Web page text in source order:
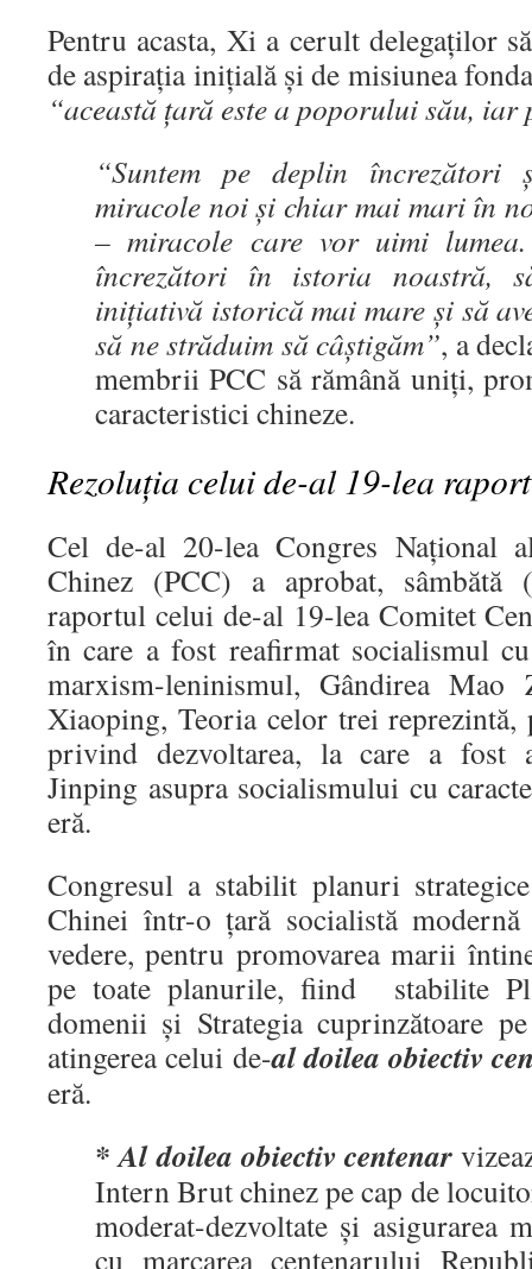
Pentru acasta, Xi a cerult delegaților
de aspirația inițială și de misiunea
“această țară este a poporului său, iar
“Suntem pe deplin
miracole noi și chiar mai mari în
– miracole care vor uimi
încrezători în istoria noastră,
inițiativă istorică mai mare și să
să ne străduim să câștigăm”, a
membrii PCC să rămână uniți,
caracteristici chineze.
Rezoluția celui de-al 19-lea
Cel de-al 20-lea Congres Național
Chinez (PCC) a aprobat, sâmbătă
raportul celui de-al 19-lea Comitet
în care a fost reafirmat socialismul
marxism-leninismul, Gândirea Mao
Xiaoping, Teoria celor trei reprezintă,
privind dezvoltarea, la care a fost
Jinping asupra socialismului cu
eră.
Congresul a stabilit planuri
Chinei într-o țară socialistă
vedere, pentru promovarea marii
pe toate planurile, fiind stabilite
domenii și Strategia cuprinzătoare
atingerea celui de-al doilea obiectiv
eră.
* Al doilea obiectiv centenar
Intern Brut chinez pe cap de
moderat-dezvoltate și asigurarea
cu marcarea centenarului